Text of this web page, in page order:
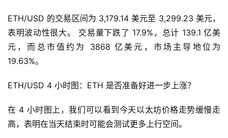
ETH/USD 的交易区间为 3,179.14 美元至 3,299.23 美元，
表明波动性很大。 交易量下跌了 17.9%，总计 139.1 亿美
元，而总市值约为 3868 亿美元，市场主导地位为
19.63%。
ETH/USD 4 小时图：ETH 是否准备好进一步上涨？
在 4 小时图上，我们可以看到今天以太坊价格走势缓慢走
高，表明在当天结束时可能会测试更多上行空间。